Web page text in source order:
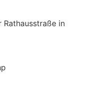
Rathausstraße in